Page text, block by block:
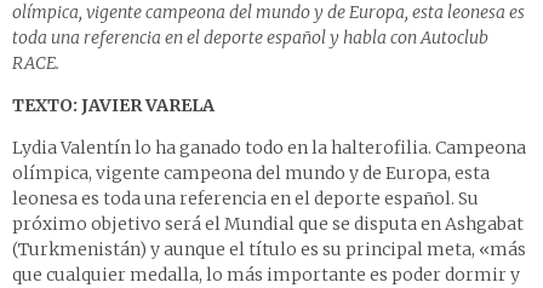
olímpica, vigente campeona del mundo y de Europa, esta leonesa es
toda una referencia en el deporte español y habla con Autoclub
RACE.
TEXTO: JAVIER VARELA
Lydia Valentín lo ha ganado todo en la halterofilia. Campeona
olímpica, vigente campeona del mundo y de Europa, esta
leonesa es toda una referencia en el deporte español. Su
próximo objetivo será el Mundial que se disputa en Ashgabat
(Turkmenistán) y aunque el título es su principal meta, «más
que cualquier medalla, lo más importante es poder dormir y